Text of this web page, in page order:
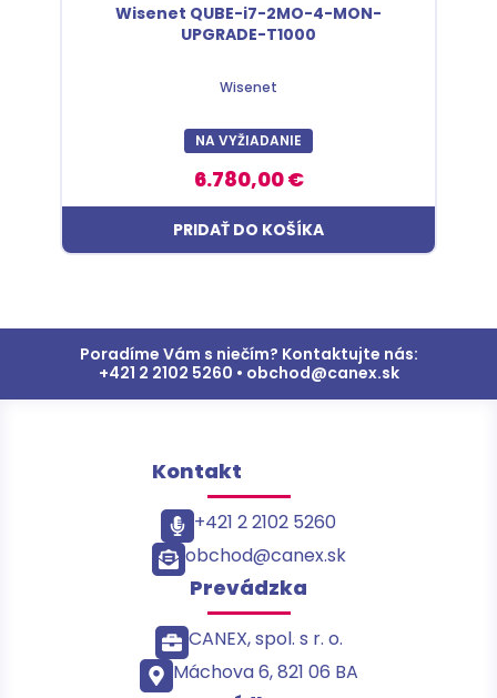
Wisenet QUBE-i7-2MO-4-MON-
UPGRADE-T1000
Wisenet
NA VYŽIADANIE
6.780,00 €
PRIDAŤ DO KOŠÍKA
Poradíme Vám s niečím? Kontaktujte nás:
+421 2 2102 5260 • obchod@canex.sk
Kontakt
+421 2 2102 5260
obchod@canex.sk
Prevádzka
CANEX, spol. s r. o.
Máchova 6, 821 06 BA